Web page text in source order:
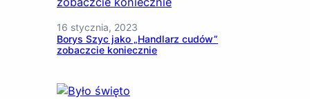
16 stycznia, 2023
Borys Szyc jako „Handlarz cudów”
zobaczcie koniecznie